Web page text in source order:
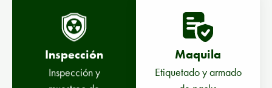
Inspección
Inspección y
Maquila
Etiquetado y armado